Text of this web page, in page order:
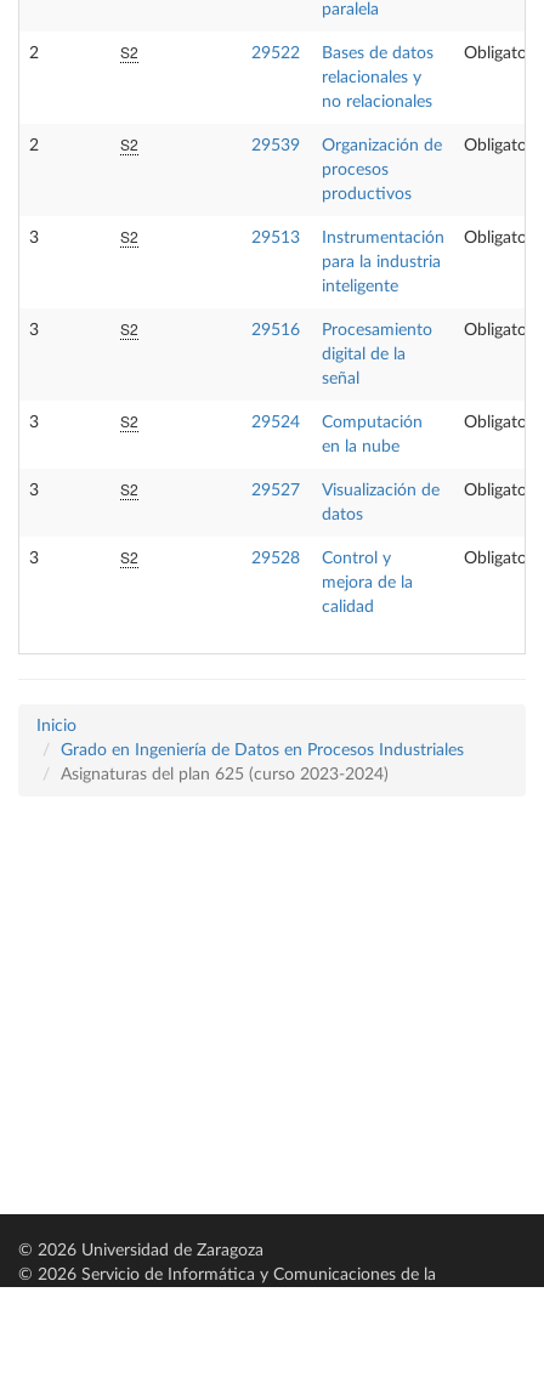
paralela
2 S2 29522
Bases de datos
relacionales y
no relacionales
Obligatoria
2 S2 29539
Organización de
procesos
productivos
Obligatoria
3 S2 29513
Instrumentación
para la industria
inteligente
Obligatoria
3 S2 29516
Procesamiento
digital de la
señal
Obligatoria
3 S2 29524
Computación
en la nube
Obligatoria
3 S2 29527
Visualización de
datos
Obligatoria
3 S2 29528
Control y
mejora de la
calidad
Obligatoria
Inicio
Grado en Ingeniería de Datos en Procesos Industriales
Asignaturas del plan 625 (curso 2023-2024)
© 2026 Universidad de Zaragoza
© 2026 Servicio de Informática y Comunicaciones de la